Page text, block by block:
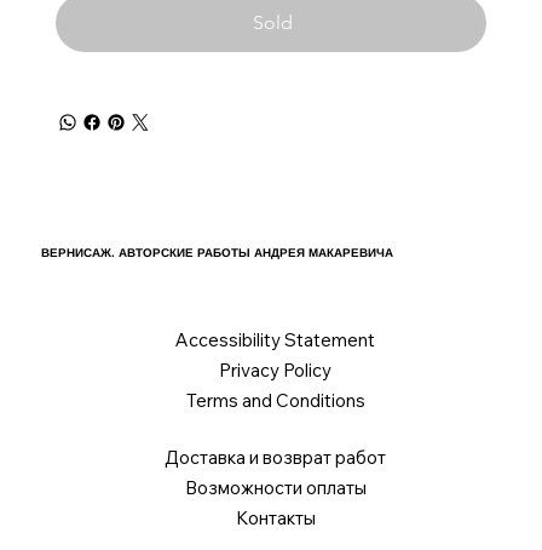
Sold
ВЕРНИСАЖ. АВТОРСКИЕ РАБОТЫ АНДРЕЯ МАКАРЕВИЧА
Accessibility Statement
Privacy Policy
Terms and Conditions
Доставка и возврат работ
Возможности оплаты
Контакты